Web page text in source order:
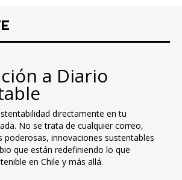
a Diario
directamente en tu
No se trata de cualquier correo,
poderosas, innovaciones sustentables
que están redefiniendo lo que
en Chile y más allá.